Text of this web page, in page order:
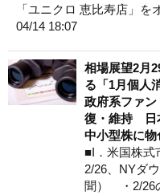
「ユニクロ 恵比寿店」を
04/14 18:07
相場展望2月
る「1月個人
政府系ファン
復・維持 日
中小型株に物
■I．米国株
2/26、NYダ
聞） ・2/26